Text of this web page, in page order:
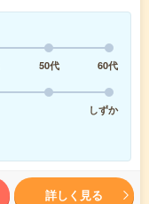
50代
60代
しずか
詳しく見る